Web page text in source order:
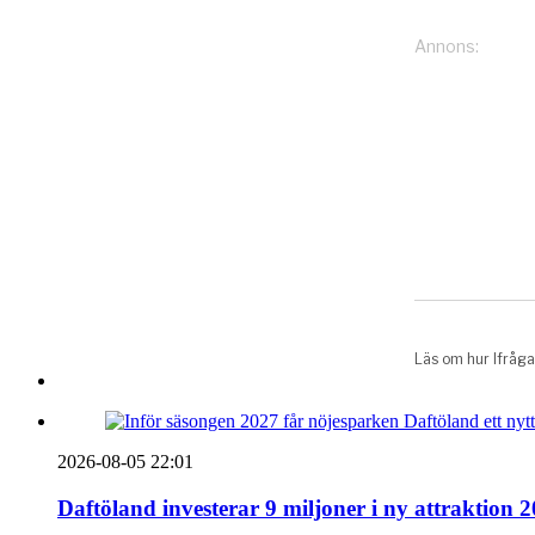
2026-08-05 22:01
Daftöland investerar 9 miljoner i ny attraktion